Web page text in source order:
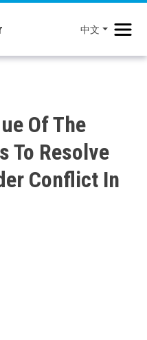
中文
Of The
To Resolve
Conflict In